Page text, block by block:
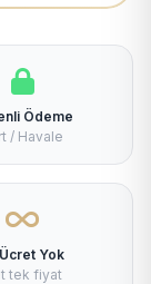
Ödeme
/ Havale
Yok
tek fiyat